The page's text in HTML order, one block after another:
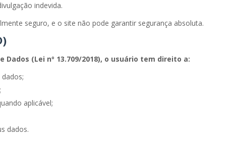
indevida.
seguro, e o site não pode garantir segurança absoluta.
Dados (Lei nº 13.709/2018), o usuário tem direito a:
aplicável;
dados.